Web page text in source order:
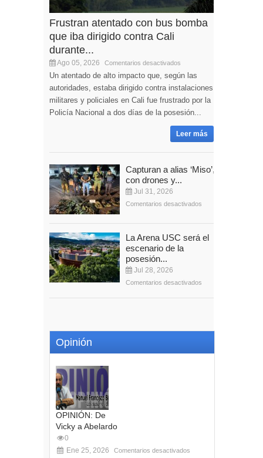
Frustran atentado con bus bomba
que iba dirigido contra Cali
durante...
Ago 05, 2026 Comentarios desactivados
Un atentado de alto impacto que, según las
autoridades, estaba dirigido contra instalaciones
militares y policiales en Cali fue frustrado por la
Policía Nacional a dos días de la posesión...
Leer más
Capturan a alias ‘Miso’,
con drones y...
Jul 31, 2026
Comentarios desactivados
La Arena USC será el
escenario de la
posesión...
Jul 28, 2026
Comentarios desactivados
Opinión
OPINIÓN: De
Vicky a Abelardo
0
Ene 25, 2026
Comentarios desactivados